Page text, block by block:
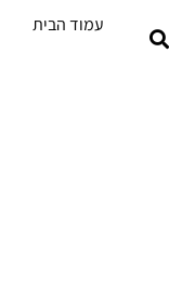
עמוד הבית